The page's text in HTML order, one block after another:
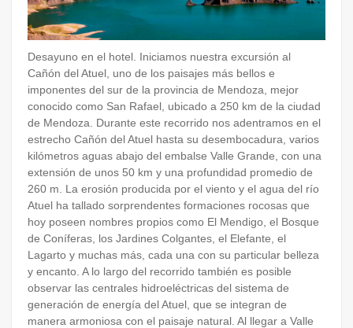
Desayuno en el hotel. Iniciamos nuestra excursión al
Cañón del Atuel, uno de los paisajes más bellos e
imponentes del sur de la provincia de Mendoza, mejor
conocido como San Rafael, ubicado a 250 km de la ciudad
de Mendoza. Durante este recorrido nos adentramos en el
estrecho Cañón del Atuel hasta su desembocadura, varios
kilómetros aguas abajo del embalse Valle Grande, con una
extensión de unos 50 km y una profundidad promedio de
260 m. La erosión producida por el viento y el agua del río
Atuel ha tallado sorprendentes formaciones rocosas que
hoy poseen nombres propios como El Mendigo, el Bosque
de Coníferas, los Jardines Colgantes, el Elefante, el
Lagarto y muchas más, cada una con su particular belleza
y encanto. A lo largo del recorrido también es posible
observar las centrales hidroeléctricas del sistema de
generación de energía del Atuel, que se integran de
manera armoniosa con el paisaje natural. Al llegar a Valle